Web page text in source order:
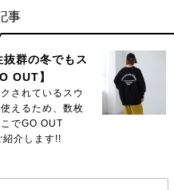
事
群の冬でもス
OUT】
されているスウ
えるため、数枚
でGO OUT
介します!!